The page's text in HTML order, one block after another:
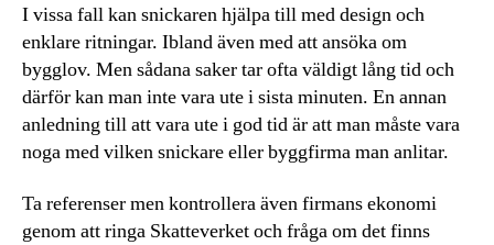
I vissa fall kan snickaren hjälpa till med design och
enklare ritningar. Ibland även med att ansöka om
bygglov. Men sådana saker tar ofta väldigt lång tid och
därför kan man inte vara ute i sista minuten. En annan
anledning till att vara ute i god tid är att man måste vara
noga med vilken snickare eller byggfirma man anlitar.
Ta referenser men kontrollera även firmans ekonomi
genom att ringa Skatteverket och fråga om det finns